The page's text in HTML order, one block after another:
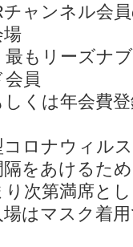
チャンネル会
場
最もリーズナ
会員
しくは年会費
ロナウィル
隔をあけるた
り次第満席と
場はマスク着